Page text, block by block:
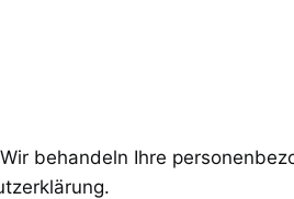
behandeln Ihre